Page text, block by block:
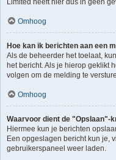
Limited heeft hier dus in geen
Omhoog
Hoe kan ik berichten aan een
Als de beheerder het toelaat,
het bericht. Als je hierop geklikt
volgen om de melding te
Omhoog
Waarvoor dient de "Opslaan"-
Hiermee kun je berichten
Een opgeslagen bericht kun je,
gebruikerspaneel weer laden.